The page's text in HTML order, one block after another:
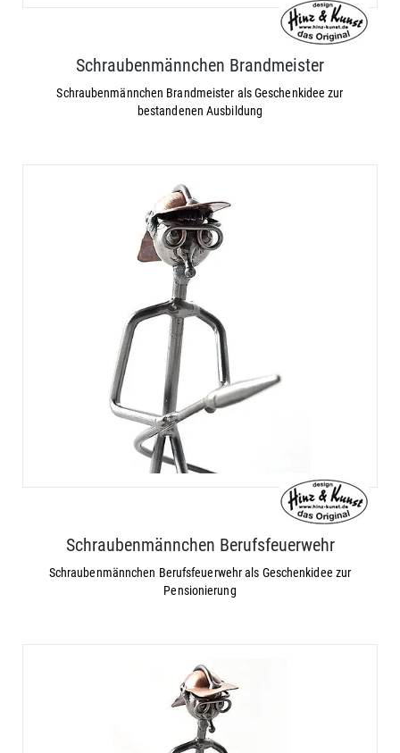
Schraubenmännchen Brandmeister
Schraubenmännchen Brandmeister als Geschenkidee zur
bestandenen Ausbildung
Schraubenmännchen Berufsfeuerwehr
Schraubenmännchen Berufsfeuerwehr als Geschenkidee zur
Pensionierung